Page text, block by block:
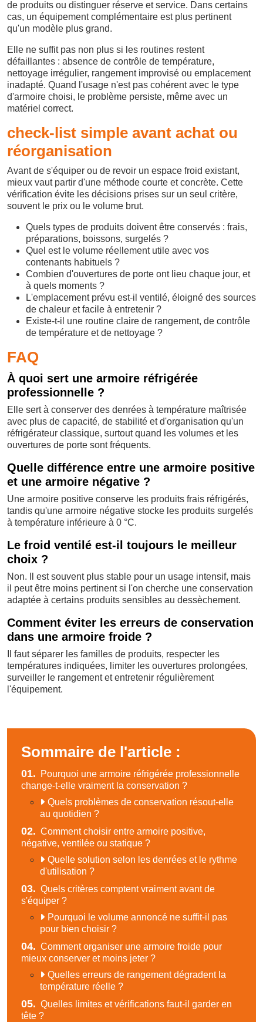
de produits ou distinguer réserve et service. Dans certains
cas, un équipement complémentaire est plus pertinent
qu'un modèle plus grand.
Elle ne suffit pas non plus si les routines restent
défaillantes : absence de contrôle de température,
nettoyage irrégulier, rangement improvisé ou emplacement
inadapté. Quand l'usage n'est pas cohérent avec le type
d'armoire choisi, le problème persiste, même avec un
matériel correct.
check-list simple avant achat ou
réorganisation
Avant de s'équiper ou de revoir un espace froid existant,
mieux vaut partir d'une méthode courte et concrète. Cette
vérification évite les décisions prises sur un seul critère,
souvent le prix ou le volume brut.
Quels types de produits doivent être conservés : frais,
préparations, boissons, surgelés ?
Quel est le volume réellement utile avec vos
contenants habituels ?
Combien d'ouvertures de porte ont lieu chaque jour, et
à quels moments ?
L'emplacement prévu est-il ventilé, éloigné des sources
de chaleur et facile à entretenir ?
Existe-t-il une routine claire de rangement, de contrôle
de température et de nettoyage ?
FAQ
À quoi sert une armoire réfrigérée
professionnelle ?
Elle sert à conserver des denrées à température maîtrisée
avec plus de capacité, de stabilité et d'organisation qu'un
réfrigérateur classique, surtout quand les volumes et les
ouvertures de porte sont fréquents.
Quelle différence entre une armoire positive
et une armoire négative ?
Une armoire positive conserve les produits frais réfrigérés,
tandis qu'une armoire négative stocke les produits surgelés
à température inférieure à 0 °C.
Le froid ventilé est-il toujours le meilleur
choix ?
Non. Il est souvent plus stable pour un usage intensif, mais
il peut être moins pertinent si l'on cherche une conservation
adaptée à certains produits sensibles au dessèchement.
Comment éviter les erreurs de conservation
dans une armoire froide ?
Il faut séparer les familles de produits, respecter les
températures indiquées, limiter les ouvertures prolongées,
surveiller le rangement et entretenir régulièrement
l'équipement.
Sommaire de l'article :
01.
Pourquoi une armoire réfrigérée professionnelle
change-t-elle vraiment la conservation ?
Quels problèmes de conservation résout-elle
au quotidien ?
02. Comment choisir entre armoire positive,
négative, ventilée ou statique ?
Quelle solution selon les denrées et le rythme
d'utilisation ?
03. Quels critères comptent vraiment avant de
s'équiper ?
Pourquoi le volume annoncé ne suffit-il pas
pour bien choisir ?
04. Comment organiser une armoire froide pour
mieux conserver et moins jeter ?
Quelles erreurs de rangement dégradent la
température réelle ?
05. Quelles limites et vérifications faut-il garder en
tête ?